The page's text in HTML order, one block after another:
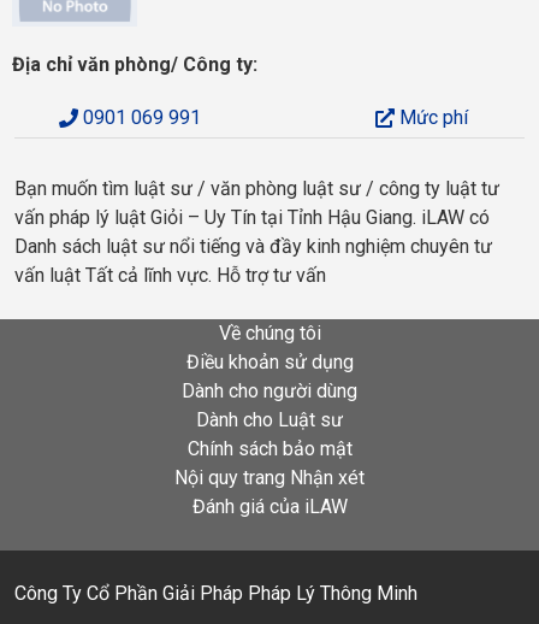
Địa chỉ văn phòng/ Công ty:
0901 069 991 Mức phí
Bạn muốn tìm luật sư / văn phòng luật sư / công ty luật tư
vấn pháp lý luật Giỏi – Uy Tín tại Tỉnh Hậu Giang. iLAW có
Danh sách luật sư nổi tiếng và đầy kinh nghiệm chuyên tư
vấn luật Tất cả lĩnh vực. Hỗ trợ tư vấn
Về chúng tôi
Điều khoản sử dụng
Dành cho người dùng
Dành cho Luật sư
Chính sách bảo mật
Nội quy trang Nhận xét
Đánh giá của iLAW
Công Ty Cổ Phần Giải Pháp Pháp Lý Thông Minh